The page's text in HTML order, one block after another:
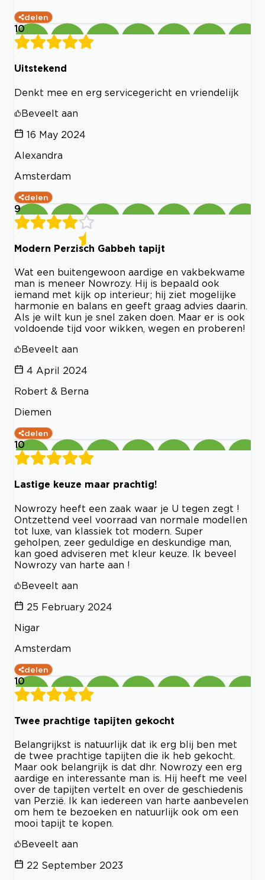
delen
10
Uitstekend
Denkt mee en erg servicegericht en vriendelijk
Beveelt aan
16 May 2024
Alexandra
Amsterdam
delen
9
Modern Perzisch Gabbeh tapijt
Wat een buitengewoon aardige en vakbekwame
man is meneer Nowrozy. Hij is bepaald ook
iemand met kijk op interieur; hij ziet mogelijke
harmonie en balans en geeft graag advies daarin.
Als je wilt kun je snel zaken doen. Maar er is ook
voldoende tijd voor wikken, wegen en proberen!
Beveelt aan
4 April 2024
Robert & Berna
Diemen
delen
10
Lastige keuze maar prachtig!
Nowrozy heeft een zaak waar je U tegen zegt !
Ontzettend veel voorraad van normale modellen
tot luxe, van klassiek tot modern. Super
geholpen, zeer geduldige en deskundige man,
kan goed adviseren met kleur keuze. Ik beveel
Nowrozy van harte aan !
Beveelt aan
25 February 2024
Nigar
Amsterdam
delen
10
Twee prachtige tapijten gekocht
Belangrijkst is natuurlijk dat ik erg blij ben met
de twee prachtige tapijten die ik heb gekocht.
Maar ook belangrijk is dat dhr. Nowrozy een erg
aardige en interessante man is. Hij heeft me veel
over de tapijten vertelt en over de geschiedenis
van Perzië. Ik kan iedereen van harte aanbevelen
om hem te bezoeken en natuurlijk ook om een
mooi tapijt te kopen.
Beveelt aan
22 September 2023